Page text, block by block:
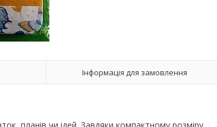
Інформація для замовлення